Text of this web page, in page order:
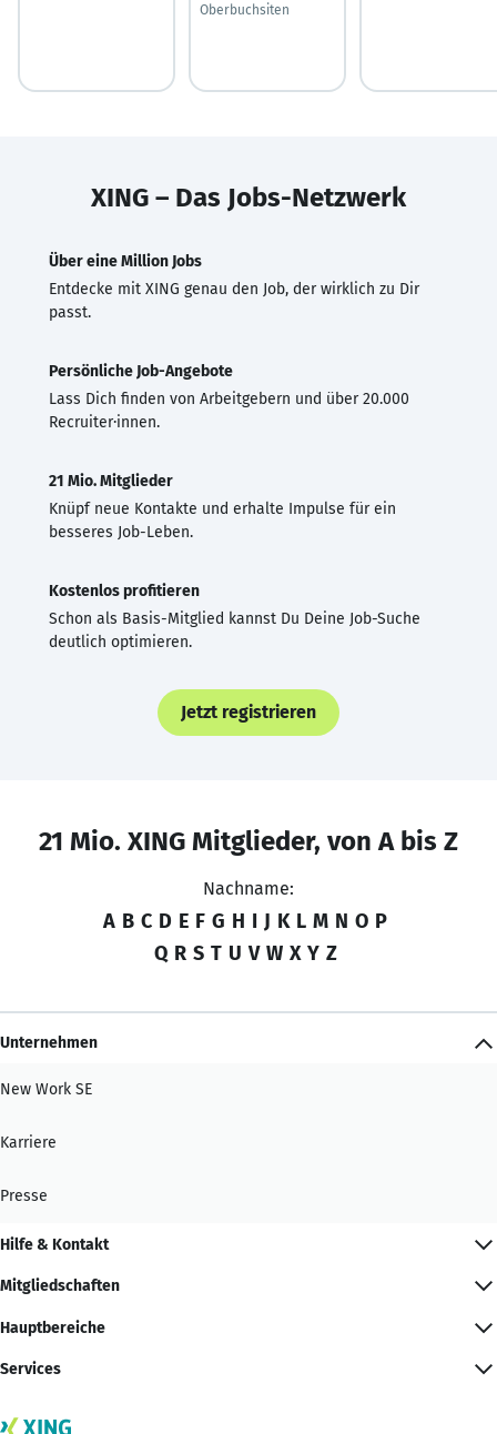
Oberbuchsiten
XING – Das Jobs-Netzwerk
Über eine Million Jobs
Entdecke mit XING genau den Job, der wirklich zu Dir
passt.
Persönliche Job-Angebote
Lass Dich finden von Arbeitgebern und über 20.000
Recruiter·innen.
21 Mio. Mitglieder
Knüpf neue Kontakte und erhalte Impulse für ein
besseres Job-Leben.
Kostenlos profitieren
Schon als Basis-Mitglied kannst Du Deine Job-Suche
deutlich optimieren.
Jetzt registrieren
21 Mio. XING Mitglieder, von A bis Z
Nachname:
A B C D E F G H I J K L M N O P
Q R S T U V W X Y Z
Unternehmen
New Work SE
Karriere
Presse
Hilfe & Kontakt
Mitgliedschaften
Hauptbereiche
Services